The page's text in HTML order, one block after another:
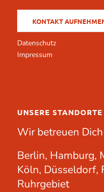
KONTAKT
Datenschutz
Impressum
UNSERE
Wir betreuen
Berlin, Hamburg,
Köln, Düsseldorf,
Ruhrgebiet